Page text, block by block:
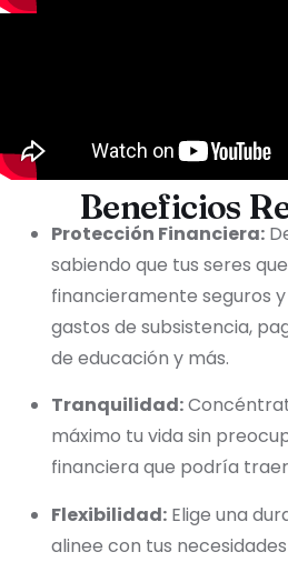
Beneficios
Protección Financiera:
sabiendo que tus seres
financieramente seguros
gastos de subsistencia,
de educación y más.
Tranquilidad:
máximo tu vida sin
financiera que podría
Flexibilidad: Elige una
alinee con tus